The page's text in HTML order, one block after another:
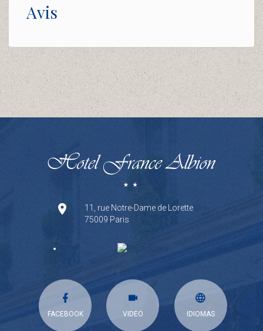
Avis
11, rue Notre-Dame de Lorette
75009 Paris
FACEBOOK VIDEO IDIOMAS